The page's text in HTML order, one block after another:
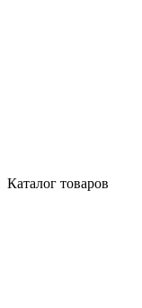
Каталог товаров